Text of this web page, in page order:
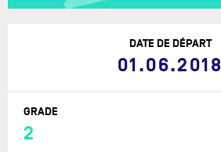
DATE DE DÉPART
01.06.2018
GRADE
2